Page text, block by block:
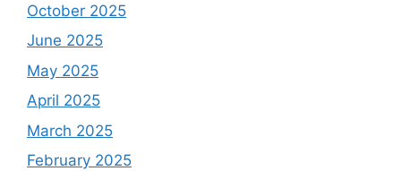
October 2025
June 2025
May 2025
April 2025
March 2025
February 2025